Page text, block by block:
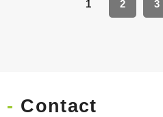
1 2 3
Contact